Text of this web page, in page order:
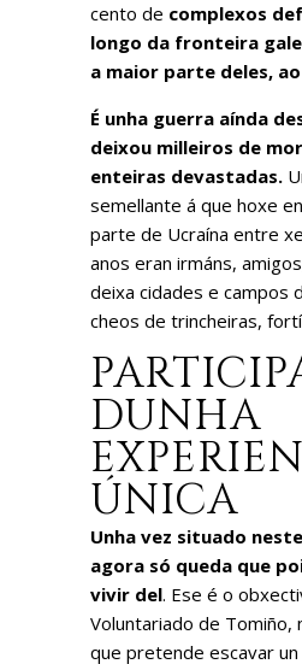
cento de complexos
longo da fronteira
a maior parte deles,
É unha guerra aínda
deixou milleiros de
enteiras devastadas.
semellante á que hoxe
parte de Ucraína entre
anos eran irmáns,
deixa cidades e campos
cheos de trincheiras,
DUNHA
ÚNICA
Unha vez situado
agora só queda que
vivir del. Ese é o
Voluntariado de Tomiño,
que pretende escavar